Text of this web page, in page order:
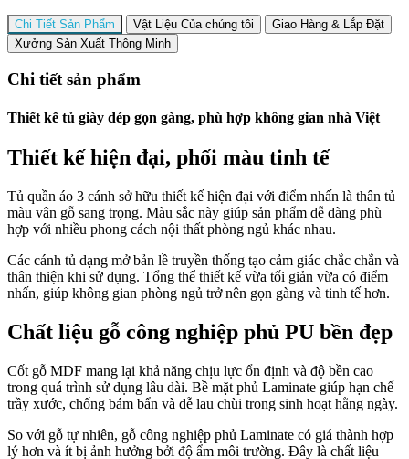
Chi Tiết Sản Phẩm Vật Liệu Của chúng tôi
Giao Hàng & Lắp Đặt
Xưởng Sản Xuất Thông Minh
Chi tiết sản phẩm
Thiết kế tủ giày dép gọn gàng, phù hợp không gian nhà Việt
Thiết kế hiện đại, phối màu tinh tế
Tủ quần áo 3 cánh sở hữu thiết kế hiện đại với điểm nhấn là thân tủ
màu vân gỗ sang trọng. Màu sắc này giúp sản phẩm dễ dàng phù
hợp với nhiều phong cách nội thất phòng ngủ khác nhau.
Các cánh tủ dạng mở bản lề truyền thống tạo cảm giác chắc chắn và
thân thiện khi sử dụng. Tổng thể thiết kế vừa tối giản vừa có điểm
nhấn, giúp không gian phòng ngủ trở nên gọn gàng và tinh tế hơn.
Chất liệu gỗ công nghiệp phủ PU bền đẹp
Cốt gỗ MDF mang lại khả năng chịu lực ổn định và độ bền cao
trong quá trình sử dụng lâu dài. Bề mặt phủ Laminate giúp hạn chế
trầy xước, chống bám bẩn và dễ lau chùi trong sinh hoạt hằng ngày.
So với gỗ tự nhiên, gỗ công nghiệp phủ Laminate có giá thành hợp
lý hơn và ít bị ảnh hưởng bởi độ ẩm môi trường. Đây là chất liệu